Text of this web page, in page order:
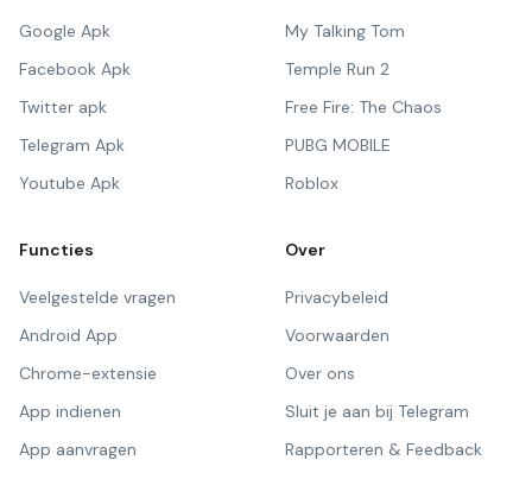
Google Apk
Facebook Apk
Twitter apk
Telegram Apk
Youtube Apk
My Talking Tom
Temple Run 2
Free Fire: The Chaos
PUBG MOBILE
Roblox
Functies
Veelgestelde vragen
Android App
Chrome-extensie
App indienen
App aanvragen
Over
Privacybeleid
Voorwaarden
Over ons
Sluit je aan bij Telegram
Rapporteren & Feedback